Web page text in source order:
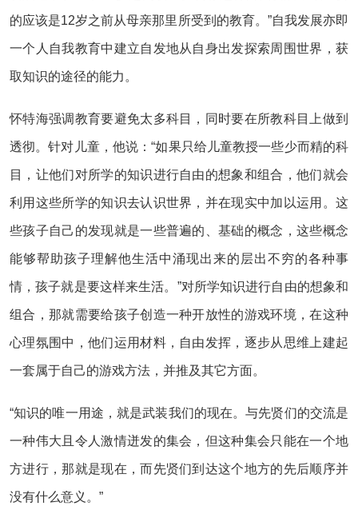
的应该是12岁之前从母亲那里所受到的教育。”自我发展亦即
一个人自我教育中建立自发地从自身出发探索周围世界，获
取知识的途径的能力。
怀特海强调教育要避免太多科目，同时要在所教科目上做到
透彻。针对儿童，他说：“如果只给儿童教授一些少而精的科
目，让他们对所学的知识进行自由的想象和组合，他们就会
利用这些所学的知识去认识世界，并在现实中加以运用。这
些孩子自己的发现就是一些普遍的、基础的概念，这些概念
能够帮助孩子理解他生活中涌现出来的层出不穷的各种事
情，孩子就是要这样来生活。”对所学知识进行自由的想象和
组合，那就需要给孩子创造一种开放性的游戏环境，在这种
心理氛围中，他们运用材料，自由发挥，逐步从思维上建起
一套属于自己的游戏方法，并推及其它方面。
“知识的唯一用途，就是武装我们的现在。与先贤们的交流是
一种伟大且令人激情迸发的集会，但这种集会只能在一个地
方进行，那就是现在，而先贤们到达这个地方的先后顺序并
没有什么意义。”